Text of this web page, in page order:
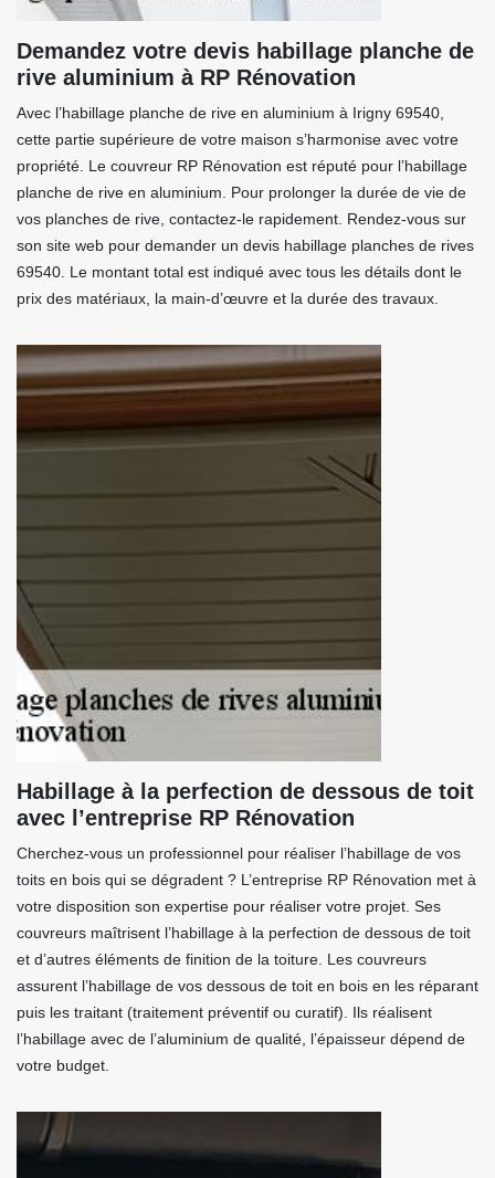
Demandez votre devis habillage planche de
rive aluminium à RP Rénovation
Avec l’habillage planche de rive en aluminium à Irigny 69540,
cette partie supérieure de votre maison s’harmonise avec votre
propriété. Le couvreur RP Rénovation est réputé pour l’habillage
planche de rive en aluminium. Pour prolonger la durée de vie de
vos planches de rive, contactez-le rapidement. Rendez-vous sur
son site web pour demander un devis habillage planches de rives
69540. Le montant total est indiqué avec tous les détails dont le
prix des matériaux, la main-d’œuvre et la durée des travaux.
Habillage à la perfection de dessous de toit
avec l’entreprise RP Rénovation
Cherchez-vous un professionnel pour réaliser l’habillage de vos
toits en bois qui se dégradent ? L’entreprise RP Rénovation met à
votre disposition son expertise pour réaliser votre projet. Ses
couvreurs maîtrisent l’habillage à la perfection de dessous de toit
et d’autres éléments de finition de la toiture. Les couvreurs
assurent l’habillage de vos dessous de toit en bois en les réparant
puis les traitant (traitement préventif ou curatif). Ils réalisent
l’habillage avec de l’aluminium de qualité, l’épaisseur dépend de
votre budget.